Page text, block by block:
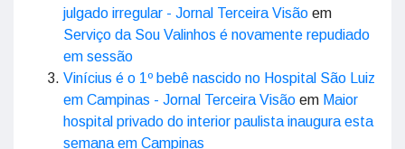
julgado irregular - Jornal Terceira Visão em
Serviço da Sou Valinhos é novamente repudiado
em sessão
Vinícius é o 1º bebê nascido no Hospital São Luiz
em Campinas - Jornal Terceira Visão em Maior
hospital privado do interior paulista inaugura esta
semana em Campinas